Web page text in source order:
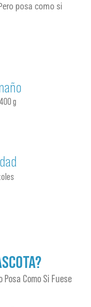
posa como si
g
Como Si Fuese